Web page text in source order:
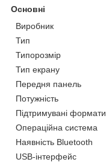
Основні
Виробник
Тип
Типорозмір
Тип екрану
Передня панель
Потужність
Підтримувані формати
Операційна система
Наявність Bluetooth
USB-інтерфейс